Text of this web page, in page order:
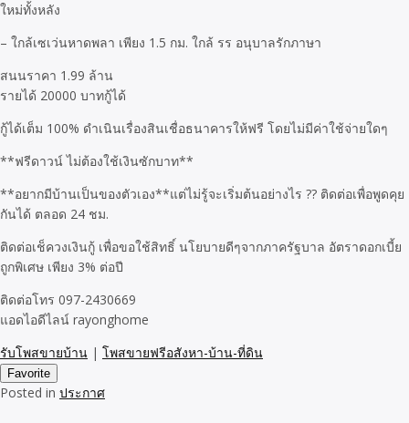
ใหม่ทั้งหลัง
– ใกล้เซเว่นหาดพลา เพียง 1.5 กม. ใกล้ รร อนุบาลรักภาษา
สนนราคา 1.99 ล้าน
รายได้ 20000 บาทกู้ได้
กู้ได้เต็ม 100% ดำเนินเรื่องสินเชื่อธนาคารให้ฟรี โดยไม่มีค่าใช้จ่ายใดๆ
**ฟรีดาวน์ ไม่ต้องใช้เงินซักบาท**
**อยากมีบ้านเป็นของตัวเอง**แต่ไม่รู้จะเริ่มต้นอย่างไร ?? ติดต่อเพื่อพูดคุย
กันได้ ตลอด 24 ชม.
ติดต่อเช็ควงเงินกู้ เพื่อขอใช้สิทธิ์ นโยบายดีๆจากภาครัฐบาล อัตราดอกเบี้ย
ถูกพิเศษ เพียง 3% ต่อปี
ติดต่อโทร 097-2430669
แอดไอดีไลน์ rayonghome
รับโพสขายบ้าน | โพสขายฟรีอสังหา-บ้าน-ที่ดิน
Favorite
Posted in ประกาศ